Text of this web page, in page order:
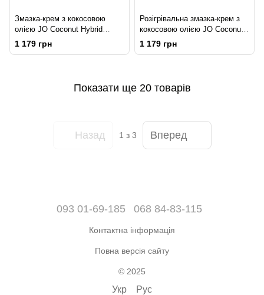
Змазка-крем з кокосовою
олією JO Coconut Hybrid
ORIGINAL (120 мл) біла
1 179 грн
Розігрівальна змазка-крем з
кокосовою олією JO Coconut
Hybrid WARMING (120 мл)
1 179 грн
Показати ще 20 товарів
Назад 1 з 3 Вперед
093 01-69-185 068 84-83-115
Контактна інформація
Повна версія сайту
© 2025
Укр Рус